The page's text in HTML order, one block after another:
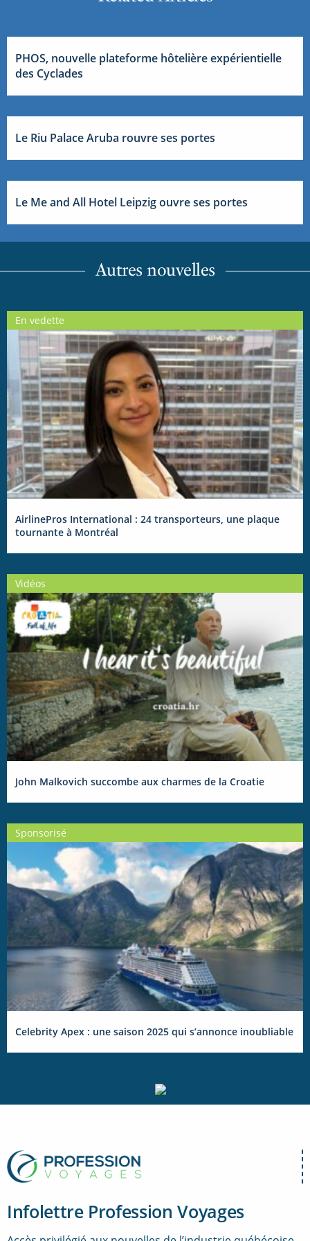
PHOS, nouvelle plateforme hôtelière expérientielle
des Cyclades
Le Riu Palace Aruba rouvre ses portes
Le Me and All Hotel Leipzig ouvre ses portes
Autres nouvelles
En vedette
AirlinePros International : 24 transporteurs, une plaque
tournante à Montréal
Vidéos
John Malkovich succombe aux charmes de la Croatie
Sponsorisé
Celebrity Apex : une saison 2025 qui s’annonce inoubliable
Infolettre Profession Voyages